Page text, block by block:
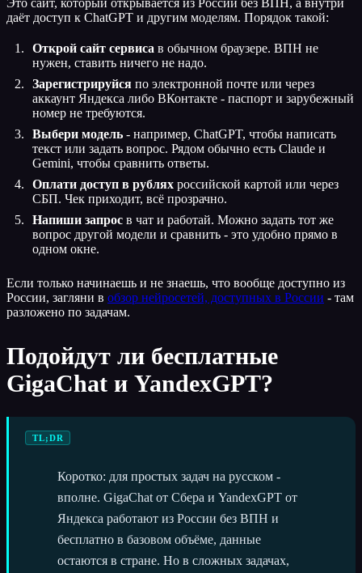
даёт доступ к ChatGPT и другим моделям. Порядок такой:
Открой сайт сервиса в обычном браузере. ВПН не
нужен, ставить ничего не надо.
Зарегистрируйся по электронной почте или через
аккаунт Яндекса либо ВКонтакте - паспорт и зарубежный
номер не требуются.
Выбери модель - например, ChatGPT, чтобы написать
текст или задать вопрос. Рядом обычно есть Claude и
Gemini, чтобы сравнить ответы.
Оплати доступ в рублях российской картой или через
СБП. Чек приходит, всё прозрачно.
Напиши запрос в чат и работай. Можно задать тот же
вопрос другой модели и сравнить - это удобно прямо в
одном окне.
Если только начинаешь и не знаешь, что вообще доступно из
России, загляни в обзор нейросетей, доступных в России - там
разложено по задачам.
Подойдут ли бесплатные
GigaChat и YandexGPT?
TL;DR
Коротко: для простых задач на русском -
вполне. GigaChat от Сбера и YandexGPT от
Яндекса работают из России без ВПН и
бесплатно в базовом объёме, данные
остаются в стране. Но в сложных задачах,